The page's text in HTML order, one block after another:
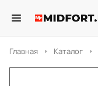
Главная Каталог